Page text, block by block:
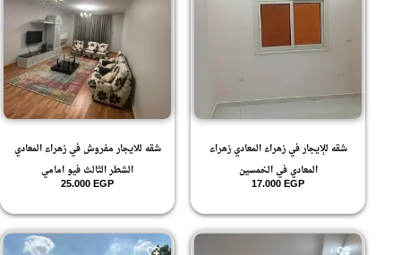
شقه للإيجار في زهراء المعادي زهراء
المعادي في الخمسين
17.000EGP
شقه للايجار مفروش في زهراء المعادي
الشطر الثالث فيو امامي
25.000EGP